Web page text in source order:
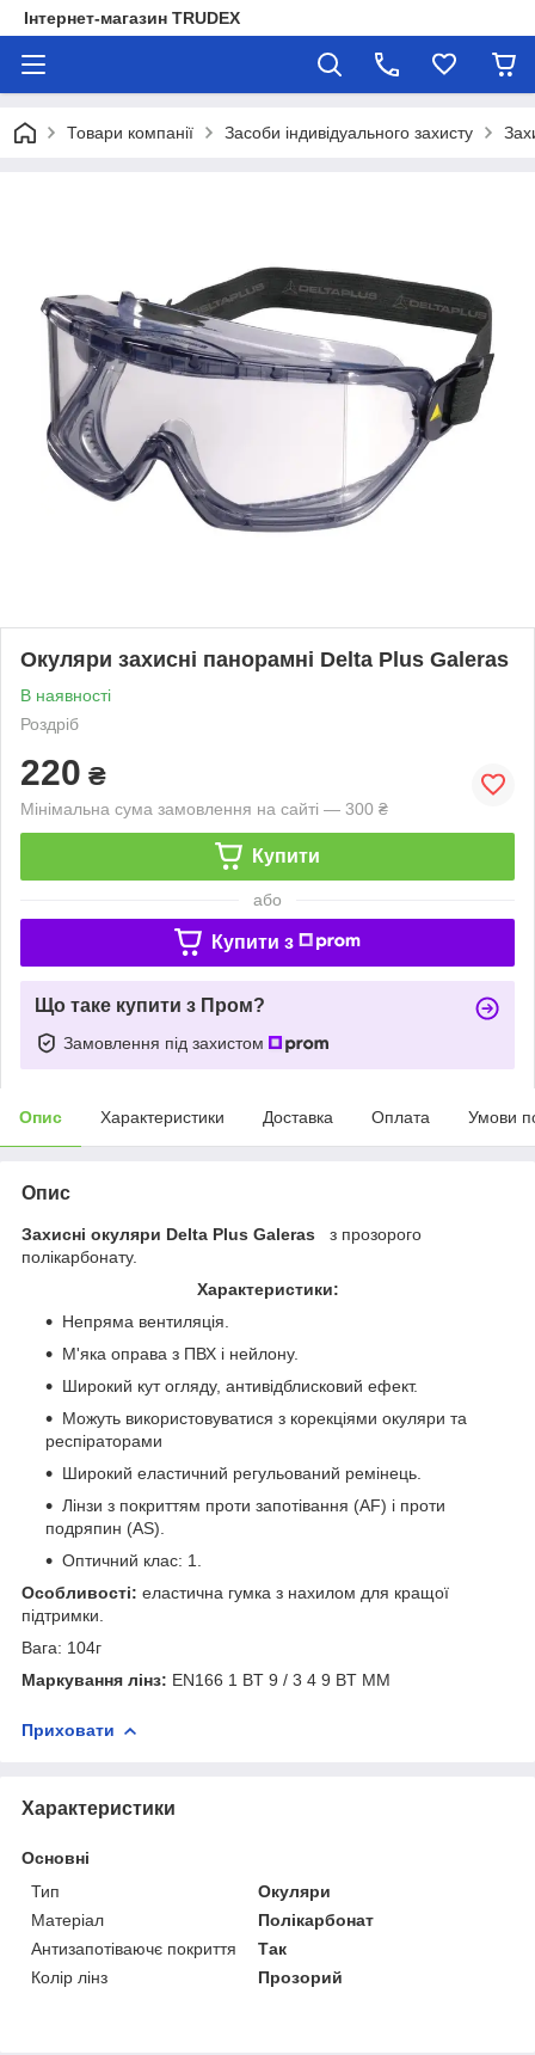
Інтернет-магазин TRUDEX
Товари компанії Засоби індивідуального захисту
Окуляри захисні панорамні Delta Plus Galeras
В наявності
Роздріб
220 ₴
Мінімальна сума замовлення на сайті — 300 ₴
Купити
або
Купити з
Що таке купити з Пром?
Замовлення під захистом
Опис Характеристики Доставка Оплата Умови
Опис
Захисні окуляри Delta Plus Galeras
з прозорого
полікарбонату.
Характеристики:
Непряма вентиляція.
М'яка оправа з ПВХ і нейлону.
Широкий кут огляду, антивідблисковий ефект.
Можуть використовуватися з корекціями окуляри та
респіраторами
Широкий еластичний регульований ремінець.
Лінзи з покриттям проти запотівання (AF) і проти
подряпин (AS).
Оптичний клас: 1.
Особливості: еластична гумка з нахилом для кращої
підтримки.
Вага: 104г
Маркування лінз: EN166 1 BT 9 / 3 4 9 BT MM
Приховати
Характеристики
Основні
Тип
Окуляри
Матеріал
Полікарбонат
Антизапотіваючє покриття
Так
Колір лінз
Прозорий